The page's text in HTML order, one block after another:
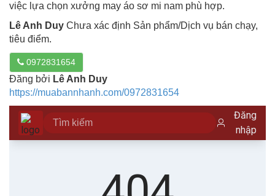
việc lựa chọn xưởng may áo sơ mi nam phù hợp.
Lê Anh Duy Chưa xác định Sản phẩm/Dịch vụ bán chạy,
tiêu điểm.
0972831654
Đăng bởi Lê Anh Duy
https://muabannhanh.com/0972831654